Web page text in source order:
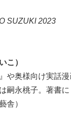
SUZUKI 2023
こ）
や奥様向け実話
嗣永桃子。著書
舎）